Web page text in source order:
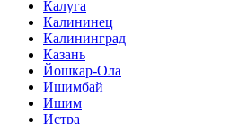
Калуга
Калининец
Калининград
Казань
Йошкар-Ола
Ишимбай
Ишим
Истра